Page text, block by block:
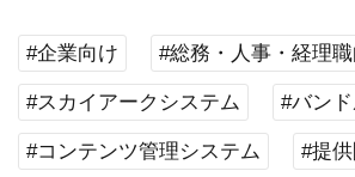
#企業向け #総務・人事・経理
#スカイアークシステム #バン
#コンテンツ管理システム #提